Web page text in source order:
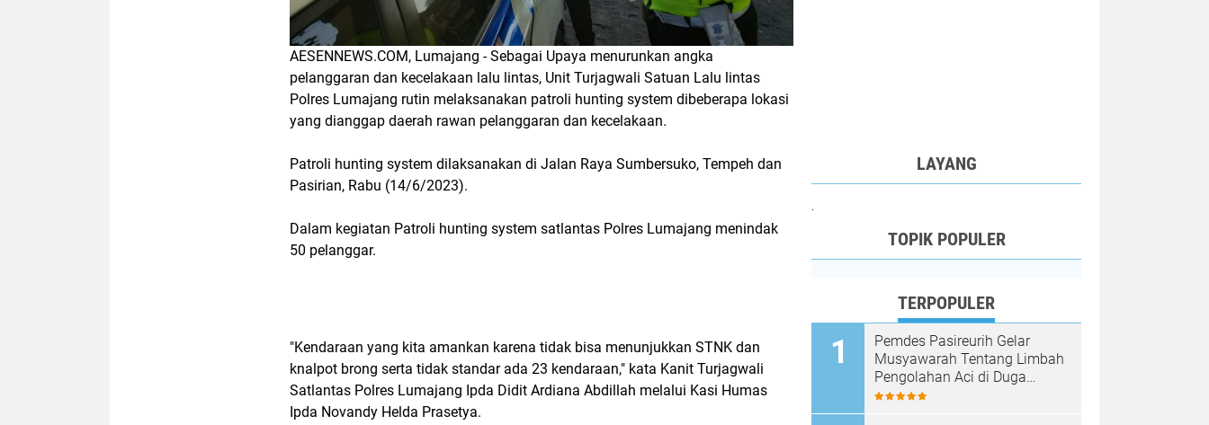
AESENNEWS.COM, Lumajang - Sebagai Upaya menurunkan angka
pelanggaran dan kecelakaan lalu lintas, Unit Turjagwali Satuan Lalu lintas
Polres Lumajang rutin melaksanakan patroli hunting system dibeberapa lokasi
yang dianggap daerah rawan pelanggaran dan kecelakaan.
Patroli hunting system dilaksanakan di Jalan Raya Sumbersuko, Tempeh dan
Pasirian, Rabu (14/6/2023).
Dalam kegiatan Patroli hunting system satlantas Polres Lumajang menindak
50 pelanggar.
"Kendaraan yang kita amankan karena tidak bisa menunjukkan STNK dan
knalpot brong serta tidak standar ada 23 kendaraan," kata Kanit Turjagwali
Satlantas Polres Lumajang Ipda Didit Ardiana Abdillah melalui Kasi Humas
Ipda Novandy Helda Prasetya.
LAYANG
TOPIK POPULER
TERPOPULER
Pemdes Pasireurih Gelar
Musyawarah Tentang Limbah
Pengolahan Aci di Duga
Cemari Sungai Cisata